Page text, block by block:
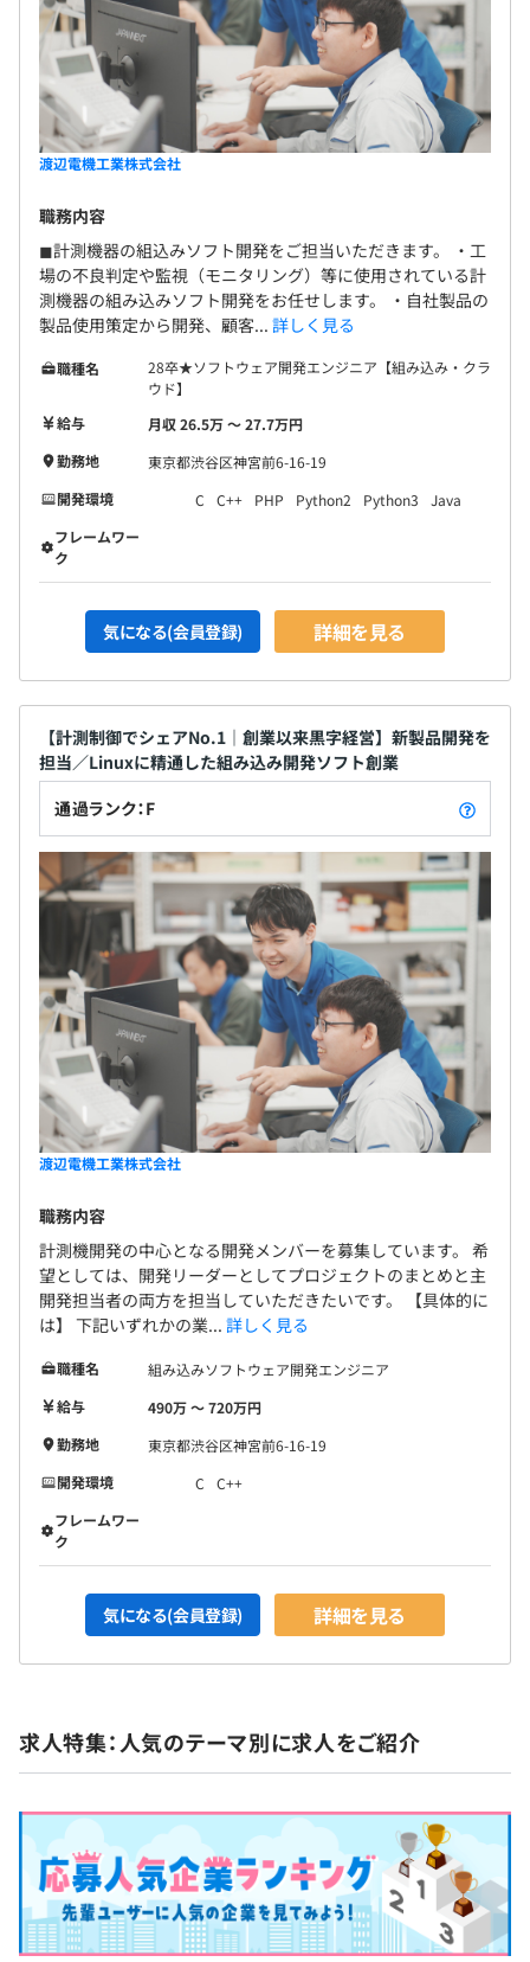
います。
チームリーダーを中心に各メンバーのレベルに応じた開発
業務をお任せしています。
平均3～4名程度のチーム構成です。
渡辺電機工業株式会社
職務内容
◼︎計測機器の組込みソフト開発をご担当いただきます。 ・工
場の不良判定や監視（モニタリング）等に使用されている計
測機器の組み込みソフト開発をお任せします。 ・自社製品の
製品使用策定から開発、顧客... 詳しく見る
職種名
28卒★ソフトウェア開発エンジニア【組み込み・クラ
ウド】
給与
月収 26.5万 〜 27.7万円
勤務地
東京都渋谷区神宮前6-16-19
開発環境
C C++ PHP Python2 Python3
Java
フレームワー
ク
気になる(会員登録) 詳細を見る
【計測制御でシェアNo.1｜創業以来黒字経営】新製品開発を
担当／Linuxに精通した組み込み開発ソフト創業
通過ランク：F
渡辺電機工業株式会社
職務内容
計測機開発の中心となる開発メンバーを募集しています。 希
望としては、開発リーダーとしてプロジェクトのまとめと主
開発担当者の両方を担当していただきたいです。 【具体的に
は】 下記いずれかの業... 詳しく見る
職種名
組み込みソフトウェア開発エンジニア
給与
490万 〜 720万円
勤務地
東京都渋谷区神宮前6-16-19
開発環境
C
C++
フレームワー
ク
気になる(会員登録) 詳細を見る
求人特集：人気のテーマ別に求人をご紹介